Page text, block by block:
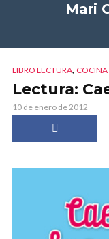
Mari
LIBRO LECTURA, COCINA
Lectura:
10 de enero de 2012